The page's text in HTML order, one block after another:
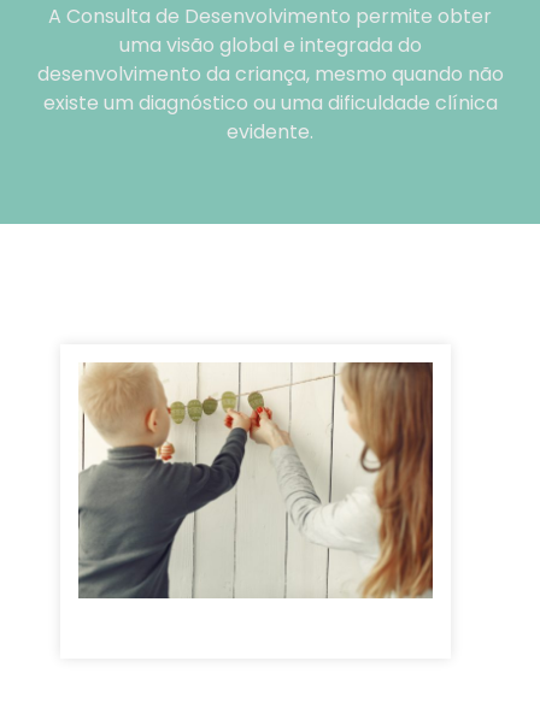
A Consulta de Desenvolvimento permite obter
uma visão global e integrada do
desenvolvimento da criança, mesmo quando não
existe um diagnóstico ou uma dificuldade clínica
evidente.